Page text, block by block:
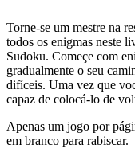
Torne-se um mestre na
todos os enigmas neste
Sudoku. Começe com
gradualmente o seu
difíceis. Uma vez que
capaz de colocá-lo de
Apenas um jogo por
em branco para rabiscar.